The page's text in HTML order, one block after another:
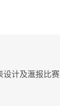
设计及滙报比赛